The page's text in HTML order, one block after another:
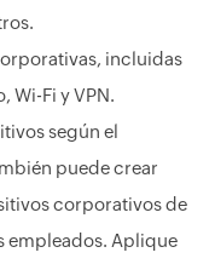
incluidas
Wi-Fi y VPN.
según el
puede crear
corporativos de
empleados. Aplique